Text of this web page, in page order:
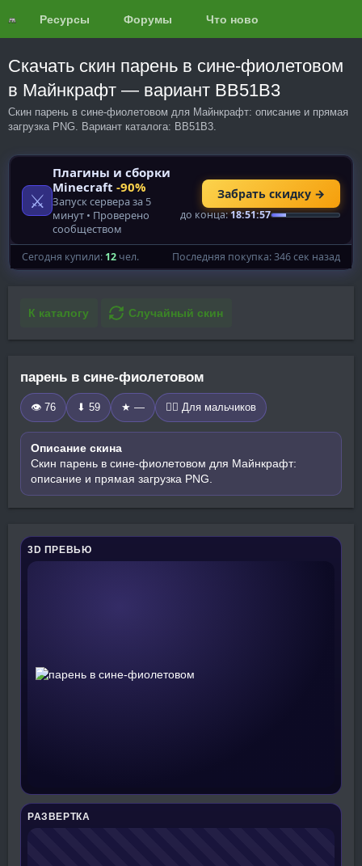
Ресурсы Форумы Что нового?
Скачать скин парень в сине-фиолетовом
в Майнкрафт — вариант BB51B3
Скин парень в сине-фиолетовом для Майнкрафт: описание и прямая
загрузка PNG. Вариант каталога: BB51B3.
К каталогу Случайный скин
парень в сине-фиолетовом
👁 76 ⬇ 59 ★ — 🧍‍♂️ Для мальчиков
Описание скина
Скин парень в сине-фиолетовом для Майнкрафт:
описание и прямая загрузка PNG.
3D ПРЕВЬЮ
РАЗВЕРТКА